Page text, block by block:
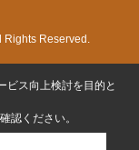
Rights Reserved.
ビス向上検討を目的と
認ください。